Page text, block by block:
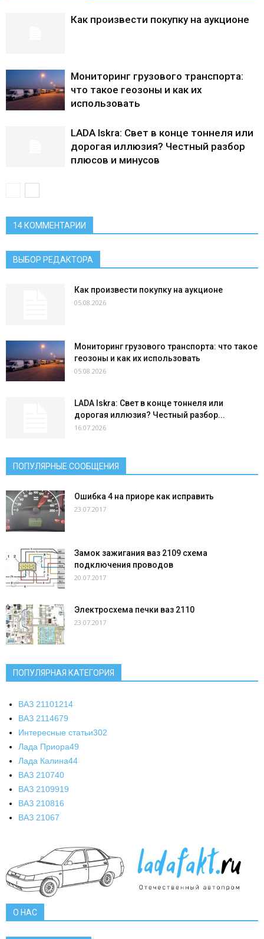
Как произвести покупку на аукционе
Мониторинг грузового транспорта:
что такое геозоны и как их
использовать
LADA Iskra: Свет в конце тоннеля или
дорогая иллюзия? Честный разбор
плюсов и минусов
14 КОММЕНТАРИИ
ВЫБОР РЕДАКТОРА
Как произвести покупку на аукционе
05.08.2026
Мониторинг грузового транспорта: что такое
геозоны и как их использовать
05.08.2026
LADA Iskra: Свет в конце тоннеля или
дорогая иллюзия? Честный разбор...
16.07.2026
ПОПУЛЯРНЫЕ СООБЩЕНИЯ
Ошибка 4 на приоре как исправить
23.07.2017
Замок зажигания ваз 2109 схема
подключения проводов
20.07.2017
Электросхема печки ваз 2110
23.07.2017
ПОПУЛЯРНАЯ КАТЕГОРИЯ
ВАЗ 21101214
ВАЗ 2114679
Интересные статьи302
Лада Приора49
Лада Калина44
ВАЗ 210740
ВАЗ 2109919
ВАЗ 210816
ВАЗ 21067
О НАС